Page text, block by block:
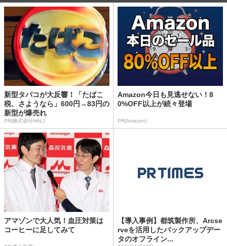
新型タバコが大反響！「たばこ
税、さようなら」600円→83円の
新型が爆売れ
PR(株式会社HAL)
Amazon今日も見逃せない！8
0%OFF以上が続々登場
PR(Amazon)
アマゾンで大人気！血圧対策は
コーヒーに足してみて
【導入事例】都筑製作所、Arcse
rveを活用したバックアップデー
タのオフライン...